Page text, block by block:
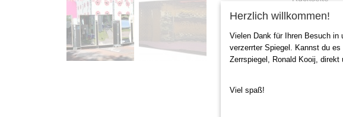
Version
Herzlich willkommen!
Vielen Dank für Ihren Besuch in
verzerrter Spiegel. Kannst du
Zerrspiegel, Ronald Kooij, direkt
Viel spaß!